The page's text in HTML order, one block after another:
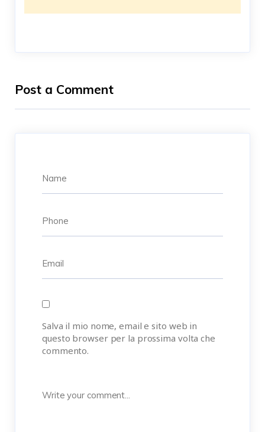
Post a Comment
Salva il mio nome, email e sito web in
questo browser per la prossima volta che
commento.